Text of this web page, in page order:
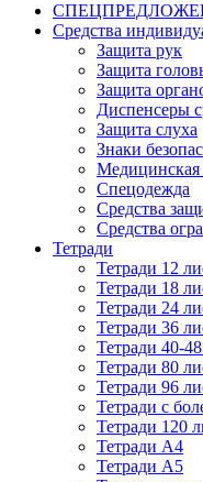
Средства
Защита рук
Защита
Защита
Диспенсеры
Защита слуха
Знаки
Медицинская
Спецодежда
Средства
Средства
Тетради
Тетради 12
Тетради 18
Тетради 24
Тетради 36
Тетради 40-
Тетради 80
Тетради 96
Тетради с
Тетради 120
Тетради А4
Тетради А5